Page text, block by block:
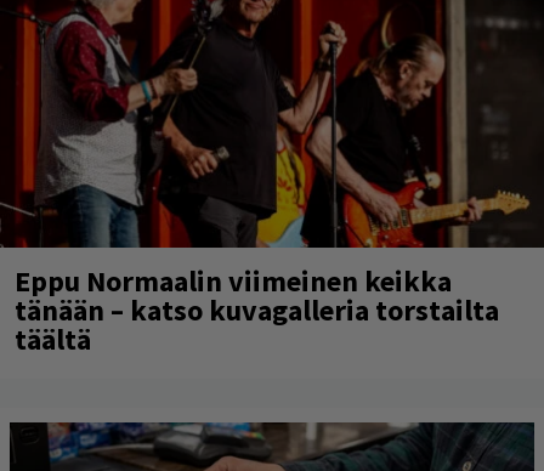
Eppu Normaalin viimeinen keikka
tänään – katso kuvagalleria torstailta
täältä